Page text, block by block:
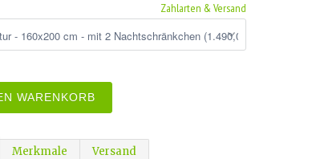
Zahlarten & Versand
WARENKORB
Merkmale Versand